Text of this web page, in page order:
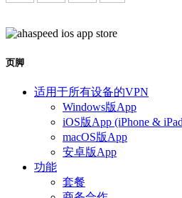
页脚
Windows版App
iOS版App (iPhone & iPad)
macOS版App
安卓版App
套餐
商务合作
所有功能